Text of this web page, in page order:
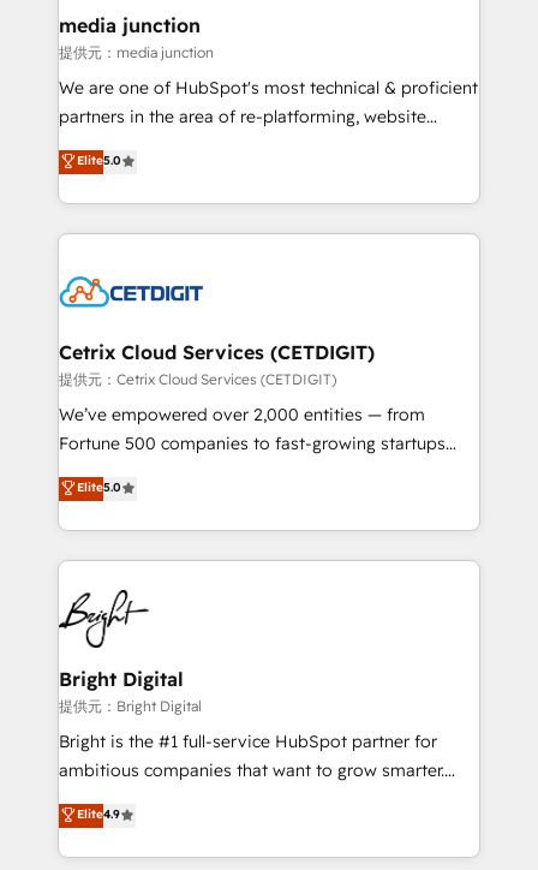
Mexico, USA, and Portugal—we've executed over a
hundred successful operations. Our approach,
rooted in RevOps principles, integrates analysis,
training, planning, and qualification. Leveraging
inbound marketing tactics, we focus on
understanding, nurturing, and converting leads.
competitive market.
media junction
提供元：media junction
We are one of HubSpot's most technical & proficient
partners in the area of re-platforming, website
design & development. We specialize in multi-hub
implementations for mid-market & enterprise
companies. We are woman-owned, powered by
coffee, and we ❤️ dogs. We produce award-winning
Impact Award 🏆2022 Technical Expertise Impact
Award 🏆2020 Elite Solutions Partner 🏆2019
Integrations HubSpot Impact Award 🏆2019
Marketing Enablement HubSpot Impact Award 🏆
2018 Website Design HubSpot Impact Award 🏆2017
Growth-Driven Design Agency of the Year 🏆2016
Sales Enablement HubSpot Impact Award 🏆2015
HubSpot COS Performance Award 🏆2014 HubSpot
COS Design Award 🏆2013 HubSpot Marketplace
Partner 📆Founded in 1997
Elite5.0
Cetrix Cloud Services (CETDIGIT)
提供元：Cetrix Cloud Services (CETDIGIT)
We’ve empowered over 2,000 entities — from
Fortune 500 companies to fast-growing startups
and nonprofits — to streamline operations, scale
revenue, and unlock the full potential of HubSpot.
With deep technical and industry expertise, we fuse
automation, integration, and AI innovation to deliver
lasting impact. We specialize in: • Turnkey and end-
to-end HubSpot implementations • Onboarding for
Sales, Service, Marketing & Content Hubs • AI voice
and chat agents, predictive automation, and smart
workflows • Salesforce + HubSpot integration •
RevOps and AI-driven sales enablement • Website
design and CMS development • ERP integration: SAP,
and CRM migration from any platform •
Client/member portals built on HubSpot • Custom
Elite5.0
Bright Digital
提供元：Bright Digital
Bright is the #1 full-service HubSpot partner for
ambitious companies that want to grow smarter.
From HubSpot onboarding, to training, from
developing a new website to lead generation and
digital marketing; we do it all (and with great
Elite4.9